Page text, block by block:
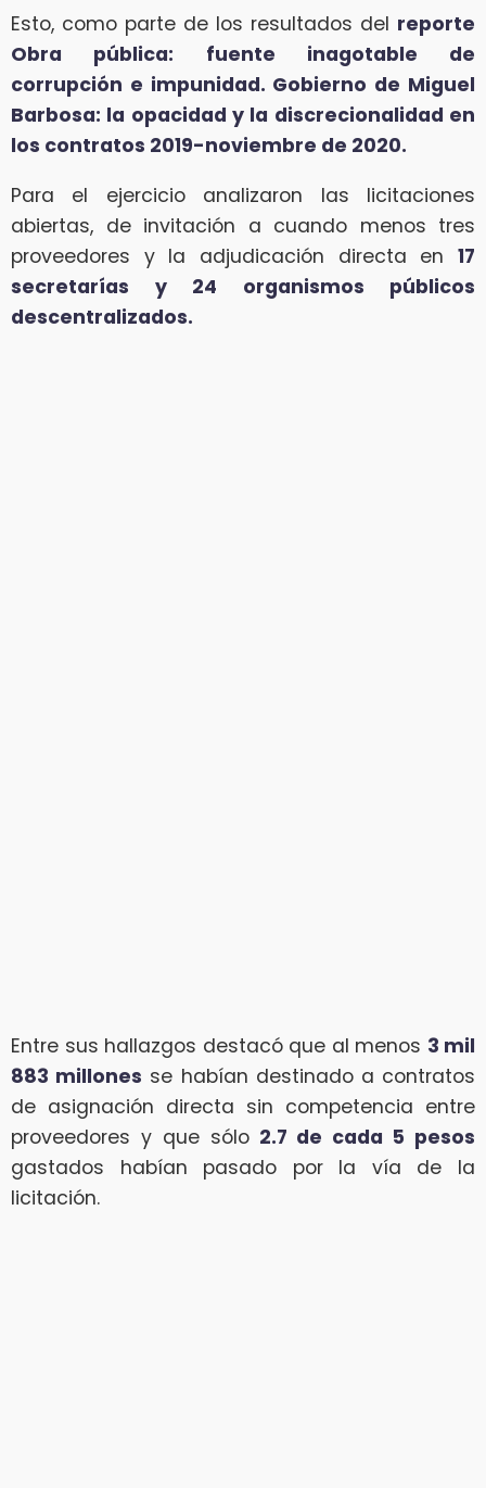
Esto, como parte de los resultados del reporte
Obra pública: fuente inagotable de
corrupción e impunidad. Gobierno de Miguel
Barbosa: la opacidad y la discrecionalidad en
los contratos 2019-noviembre de 2020.
Para el ejercicio analizaron las licitaciones
abiertas, de invitación a cuando menos tres
proveedores y la adjudicación directa en 17
secretarías y 24 organismos públicos
descentralizados.
Entre sus hallazgos destacó que al menos 3 mil
883 millones se habían destinado a contratos
de asignación directa sin competencia entre
proveedores y que sólo2.7 de cada 5 pesos
gastados habían pasado por la vía de la
licitación.